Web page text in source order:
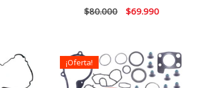
$80.000
El
era:
$80.000.
$69.990El
es:
$69.990.
¡Oferta!